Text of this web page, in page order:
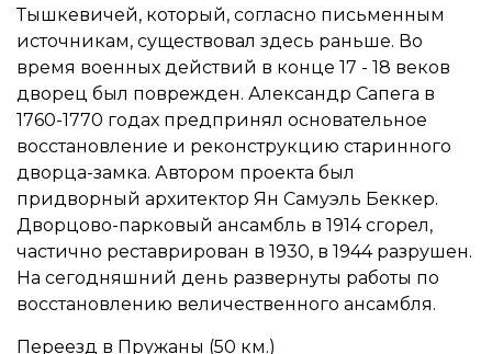
Тышкевичей, который, согласно письменным
источникам, существовал здесь раньше. Во
время военных действий в конце 17 - 18 веков
дворец был поврежден. Александр Сапега в
1760-1770 годах предпринял основательное
восстановление и реконструкцию старинного
дворца-замка. Автором проекта был
придворный архитектор Ян Самуэль Беккер.
Дворцово-парковый ансамбль в 1914 сгорел,
частично реставрирован в 1930, в 1944 разрушен.
На сегодняшний день развернуты работы по
восстановлению величественного ансамбля.
Переезд в Пружаны (50 км.)